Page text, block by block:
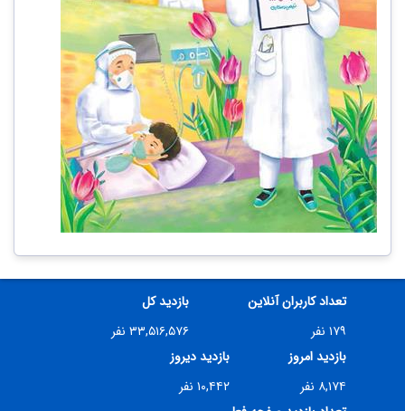
تعداد کاربران آنلاین
۱۷۹ نفر
بازدید کل
۳۳,۵۱۶,۵۷۶ نفر
بازدید امروز
۸,۱۷۴ نفر
بازدید دیروز
۱۰,۴۴۲ نفر